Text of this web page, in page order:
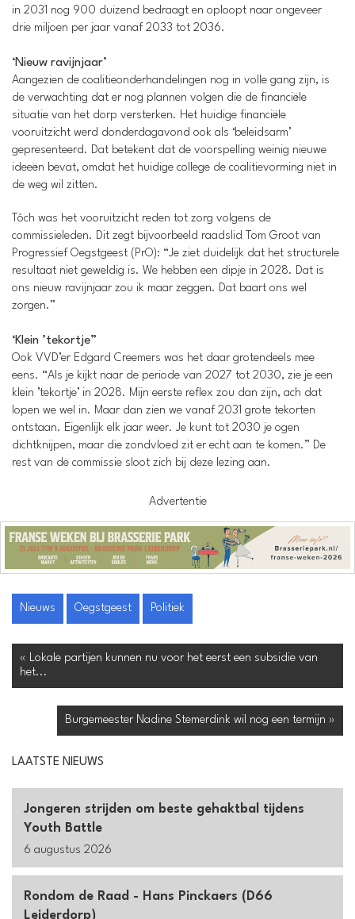
in 2031 nog 900 duizend bedraagt en oploopt naar ongeveer
drie miljoen per jaar vanaf 2033 tot 2036.
‘Nieuw ravijnjaar’
Aangezien de coalitieonderhandelingen nog in volle gang zijn, is
de verwachting dat er nog plannen volgen die de financiële
situatie van het dorp versterken. Het huidige financiële
vooruitzicht werd donderdagavond ook als ‘beleidsarm’
gepresenteerd. Dat betekent dat de voorspelling weinig nieuwe
ideeën bevat, omdat het huidige college de coalitievorming niet in
de weg wil zitten.
Tóch was het vooruitzicht reden tot zorg volgens de
commissieleden. Dit zegt bijvoorbeeld raadslid Tom Groot van
Progressief Oegstgeest (PrO): “Je ziet duidelijk dat het structurele
resultaat niet geweldig is. We hebben een dipje in 2028. Dat is
ons nieuw ravijnjaar zou ik maar zeggen. Dat baart ons wel
zorgen.”
‘Klein ’tekortje”
Ook VVD’er Edgard Creemers was het daar grotendeels mee
eens. “Als je kijkt naar de periode van 2027 tot 2030, zie je een
klein ’tekortje’ in 2028. Mijn eerste reflex zou dan zijn, ach dat
lopen we wel in. Maar dan zien we vanaf 2031 grote tekorten
ontstaan. Eigenlijk elk jaar weer. Je kunt tot 2030 je ogen
dichtknijpen, maar die zondvloed zit er echt aan te komen.” De
rest van de commissie sloot zich bij deze lezing aan.
Advertentie
Nieuws Oegstgeest Politiek
« Lokale partijen kunnen nu voor het eerst een subsidie van
het...
Burgemeester Nadine Stemerdink wil nog een termijn »
LAATSTE NIEUWS
Jongeren strijden om beste gehaktbal tijdens
Youth Battle
6 augustus 2026
Rondom de Raad - Hans Pinckaers (D66
Leiderdorp)